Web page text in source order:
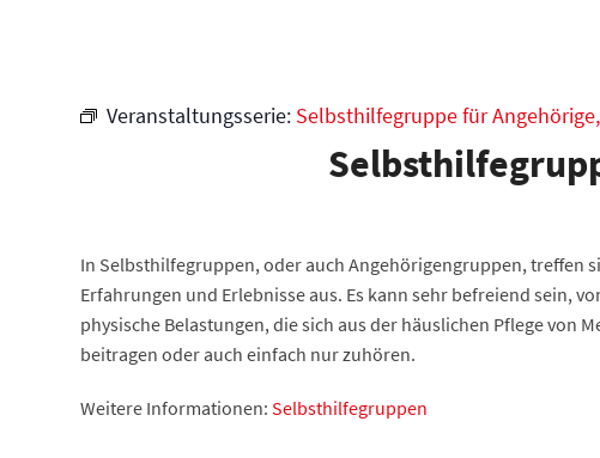
Veranstaltungsserie: Selbsthilfegruppe für
In Selbsthilfegruppen, oder auch Angehörigengruppen, treffen
Erfahrungen und Erlebnisse aus. Es kann sehr befreiend sein,
physische Belastungen, die sich aus der häuslichen Pflege von
beitragen oder auch einfach nur zuhören.
Weitere Informationen:Selbsthilfegruppen